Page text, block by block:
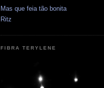
Mas que feia tão bonita
Ritz
FIBRA TERYLENE